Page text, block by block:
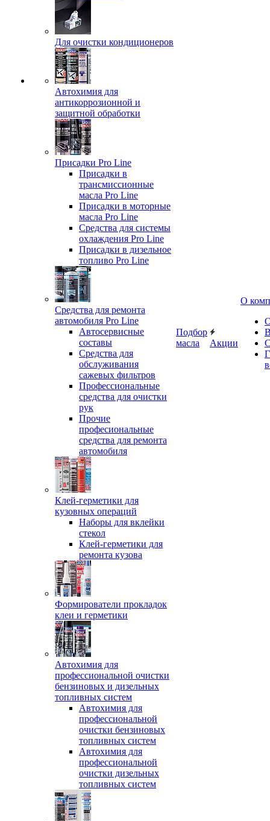
Для очистки кондиционеров
Автохимия для
антикоррозионной и
защитной обработки
Присадки Pro Line
Присадки в
трансмиссионные
масла Pro Line
Присадки в моторные
масла Pro Line
Средства для системы
охлаждения Pro Line
Присадки в дизельное
топливо Pro Line
Средства для ремонта
автомобиля Pro Line
Автосервисные
составы
Средства для
обслуживания
сажевых фильтров
Профессиональные
средства для очистки
рук
Прочие
професиональные
средства для ремонта
автомобиля
Клей-герметики для
кузовных операций
Наборы для вклейки
стекол
Клей-герметики для
ремонта кузова
Формирователи прокладок
клеи и герметики
Автохимия для
профессиональной очистки
бензиновых и дизельных
топливных систем
Автохимия для
профессиональной
очистки бензиновых
топливных систем
Автохимия для
профессиональной
очистки дизельных
топливных систем
Подбор
масла
Акции
О